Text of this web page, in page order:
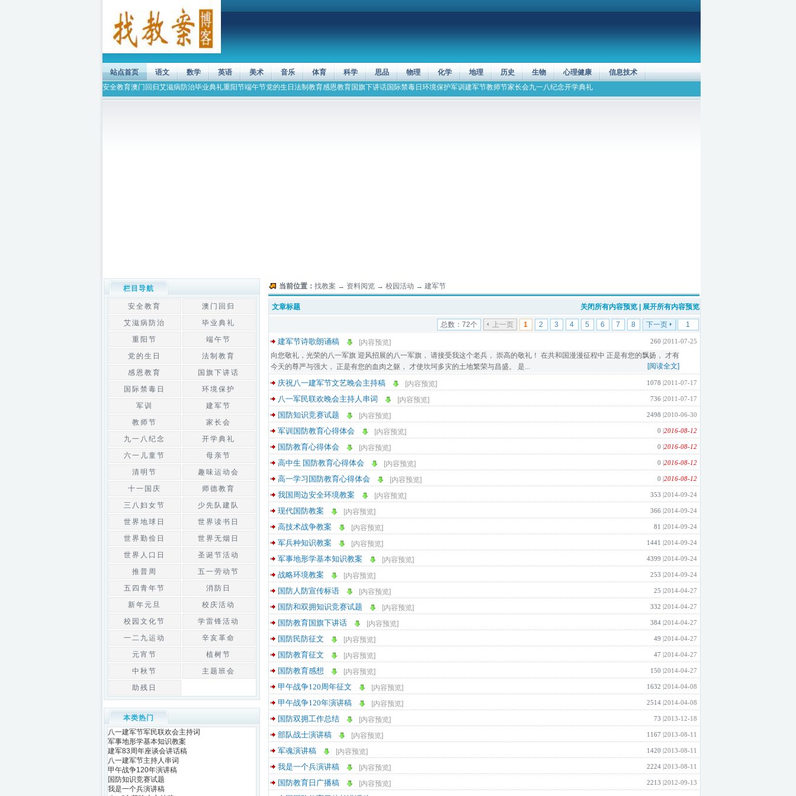
站点首页 语文 数学 英语 美术 音乐 体育 科学 思品 物理 化学 地理 历史 生物 心理健康
信息技术
安全教育澳门回归艾滋病防治毕业典礼重阳节端午节党的生日 法制教育感恩教育国旗下讲话国际禁毒日 环境保护军训 建军节教师节家长会九一八纪念开学典礼
当前位置： 找教案 → 资料阅览→ 校园活动 → 建军节
文章标题 关闭所有内容预览| 展开所有内容预览
总数：72个 上一页 1 2 3 4 5 6 7 8 下一页
建军节诗歌朗诵稿 [内容预览] 260 |2011-07-25
向您敬礼，光荣的八一军旗 迎风招展的八一军旗， 请接受我这个老兵， 崇高的敬礼！ 在共和国漫漫征程中 正是有您的飘扬， 才有
今天的尊严与强大， 正是有您的血肉之躯， 才使坎坷多灾的土地繁荣与昌盛。 是...
[阅读全文]
庆祝八一建军节文艺晚会主持稿 [内容预览] 1078 |2011-07-17
八一军民联欢晚会主持人串词 [内容预览] 736 |2011-07-17
国防知识竞赛试题 [内容预览] 2498 |2010-06-30
军训国防教育心得体会 [内容预览] 0 |2016-08-12
国防教育心得体会 [内容预览] 0 |2016-08-12
高中生 国防教育心得体会 [内容预览] 0 |2016-08-12
高一学习国防教育心得体会 [内容预览] 0 |2016-08-12
我国周边安全环境教案 [内容预览] 353 |2014-09-24
现代国防教案 [内容预览] 366 |2014-09-24
高技术战争教案 [内容预览] 81 |2014-09-24
军兵种知识教案 [内容预览] 1441 |2014-09-24
军事地形学基本知识教案 [内容预览] 4399 |2014-09-24
战略环境教案 [内容预览] 253 |2014-09-24
国防人防宣传标语 [内容预览] 25 |2014-04-27
国防和双拥知识竞赛试题 [内容预览] 332 |2014-04-27
国防教育国旗下讲话 [内容预览] 384 |2014-04-27
国防民防征文 [内容预览] 49 |2014-04-27
国防教育征文 [内容预览] 47 |2014-04-27
国防教育感想 [内容预览] 150 |2014-04-27
甲午战争120周年征文 [内容预览] 1632 |2014-04-08
甲午战争120年演讲稿 [内容预览] 2514 |2014-04-08
国防双拥工作总结 [内容预览] 73 |2013-12-18
部队战士演讲稿 [内容预览] 1167 |2013-08-11
军魂演讲稿 [内容预览] 1420 |2013-08-11
我是一个兵演讲稿 [内容预览] 2224 |2013-08-11
国防教育日广播稿 [内容预览] 2213 |2012-09-13
栏目导航
安全教育
澳门回归
艾滋病防治
毕业典礼
重阳节
端午节
党的生日
法制教育
感恩教育
国旗下讲话
国际禁毒日
环境保护
军训
建军节
教师节
家长会
九一八纪念
开学典礼
六一儿童节
母亲节
清明节
趣味运动会
十一国庆
师德教育
三八妇女节
少先队建队
世界地球日
世界读书日
世界勤俭日
世界无烟日
世界人口日
圣诞节活动
推普周
五一劳动节
五四青年节
消防日
新年元旦
校庆活动
校园文化节
学雷锋活动
一二九运动
辛亥革命
元宵节
植树节
中秋节
主题班会
助残日
本类热门
八一建军节军民联欢会主持词
军事地形学基本知识教案
建军83周年座谈会讲话稿
八一建军节主持人串词
甲午战争120年演讲稿
国防知识竞赛试题
我是一个兵演讲稿